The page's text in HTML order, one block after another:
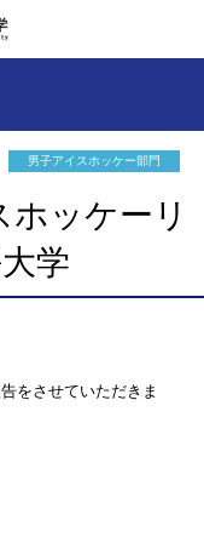
男子アイスホッケー部門
ッケーリ
学
をさせていただきま